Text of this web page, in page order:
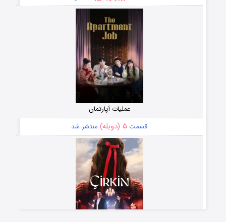
عملیات آپارتمان
قسمت ۵ (دوبله) منتشر شد